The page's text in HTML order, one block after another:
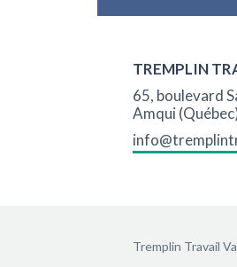
TREMPLIN
65, boulevard
Amqui
Tremplin Travail